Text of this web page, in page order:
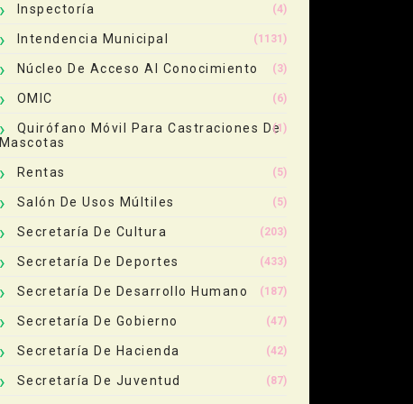
Inspectoría (4)
Intendencia Municipal (1131)
Núcleo De Acceso Al Conocimiento (3)
OMIC (6)
Quirófano Móvil Para Castraciones De
Mascotas
(1)
Rentas (5)
Salón De Usos Múltiles (5)
Secretaría De Cultura (203)
Secretaría De Deportes (433)
Secretaría De Desarrollo Humano (187)
Secretaría De Gobierno (47)
Secretaría De Hacienda (42)
Secretaría De Juventud (87)